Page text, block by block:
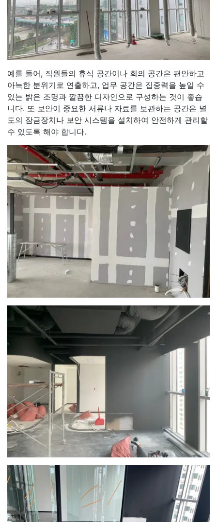
예를 들어, 직원들의 휴식 공간이나 회의 공간은 편안하고
아늑한 분위기로 연출하고, 업무 공간은 집중력을 높일 수
있는 밝은 조명과 깔끔한 디자인으로 구성하는 것이 좋습
니다. 또 보안이 중요한 서류나 자료를 보관하는 공간은 별
도의 잠금장치나 보안 시스템을 설치하여 안전하게 관리할
수 있도록 해야 합니다.